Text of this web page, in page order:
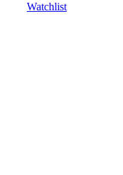
Watchlist